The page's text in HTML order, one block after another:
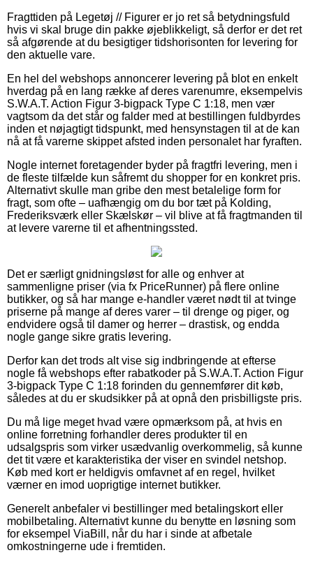
Fragttiden på Legetøj // Figurer er jo ret så betydningsfuld
hvis vi skal bruge din pakke øjeblikkeligt, så derfor er det ret
så afgørende at du besigtiger tidshorisonten for levering for
den aktuelle vare.
En hel del webshops annoncerer levering på blot en enkelt
hverdag på en lang række af deres varenumre, eksempelvis
S.W.A.T. Action Figur 3-bigpack Type C 1:18, men vær
vagtsom da det står og falder med at bestillingen fuldbyrdes
inden et nøjagtigt tidspunkt, med hensynstagen til at de kan
nå at få varerne skippet afsted inden personalet har fyraften.
Nogle internet foretagender byder på fragtfri levering, men i
de fleste tilfælde kun såfremt du shopper for en konkret pris.
Alternativt skulle man gribe den mest betalelige form for
fragt, som ofte – uafhængig om du bor tæt på Kolding,
Frederiksværk eller Skælskør – vil blive at få fragtmanden til
at levere varerne til et afhentningssted.
Det er særligt gnidningsløst for alle og enhver at
sammenligne priser (via fx PriceRunner) på flere online
butikker, og så har mange e-handler været nødt til at tvinge
priserne på mange af deres varer – til drenge og piger, og
endvidere også til damer og herrer – drastisk, og endda
nogle gange sikre gratis levering.
Derfor kan det trods alt vise sig indbringende at efterse
nogle få webshops efter rabatkoder på S.W.A.T. Action Figur
3-bigpack Type C 1:18 forinden du gennemfører dit køb,
således at du er skudsikker på at opnå den prisbilligste pris.
Du må lige meget hvad være opmærksom på, at hvis en
online forretning forhandler deres produkter til en
udsalgspris som virker usædvanlig overkommelig, så kunne
det tit være et karakteristika der viser en svindel netshop.
Køb med kort er heldigvis omfavnet af en regel, hvilket
værner en imod uoprigtige internet butikker.
Generelt anbefaler vi bestillinger med betalingskort eller
mobilbetaling. Alternativt kunne du benytte en løsning som
for eksempel ViaBill, når du har i sinde at afbetale
omkostningerne ude i fremtiden.